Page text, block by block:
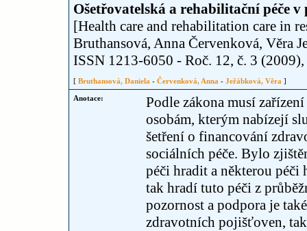
Ošetřovatelská a rehabilitační péče
[Health care and rehabilitation care in
Bruthansová, Anna Červenková, Věra
ISSN 1213-6050 - Roč. 12, č. 3
[ Bruthansová, Daniela - Červenková, Anna - Jeřábková, Věra ]
Anotace:
Podle zákona musí
osobám, kterým nabízejí
šetření o financování
sociálních péče. Bylo
péči hradit a některou péči
tak hradí tuto péči z
pozornost a podpora je
zdravotních pojišťoven,